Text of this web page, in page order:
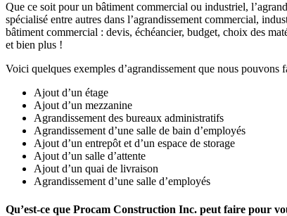
Que ce soit pour un bâtiment commercial ou industriel,
spécialisé entre autres dans l’agrandissement commercial,
bâtiment commercial : devis, échéancier, budget, choix des
et bien plus !
Voici quelques exemples d’agrandissement que nous
Ajout d’un étage
Ajout d’un mezzanine
Agrandissement des bureaux administratifs
Agrandissement d’une salle de bain d’employés
Ajout d’un entrepôt et d’un espace de storage
Ajout d’un salle d’attente
Ajout d’un quai de livraison
Agrandissement d’une salle d’employés
Qu’est-ce que Procam Construction Inc. peut faire pour